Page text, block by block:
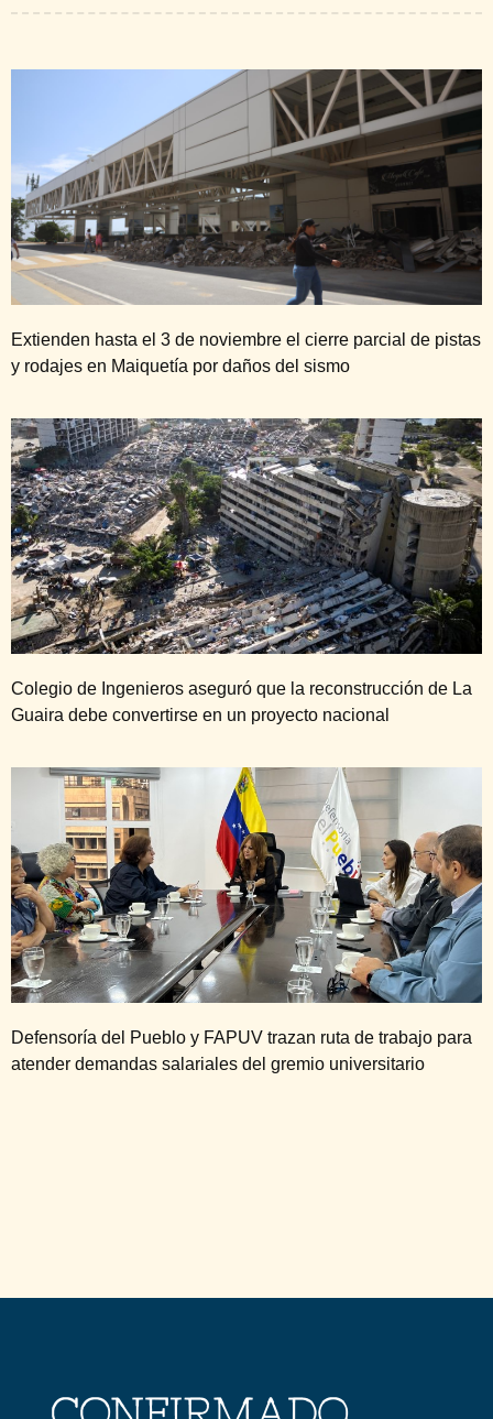
Extienden hasta el 3 de noviembre el cierre parcial de pistas
y rodajes en Maiquetía por daños del sismo
Colegio de Ingenieros aseguró que la reconstrucción de La
Guaira debe convertirse en un proyecto nacional
Defensoría del Pueblo y FAPUV trazan ruta de trabajo para
atender demandas salariales del gremio universitario